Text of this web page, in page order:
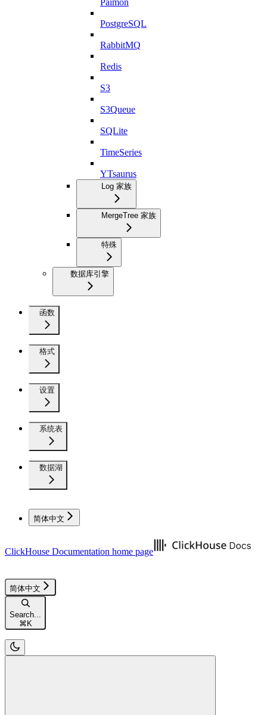
PostgreSQL
RabbitMQ
Redis
S3
S3Queue
SQLite
TimeSeries
YTsaurus
Log 家族
MergeTree 家族
特殊
数据库引擎
函数
格式
设置
系统表
数据湖
简体中文
ClickHouse Documentation home page
简体中文
Search...
⌘K